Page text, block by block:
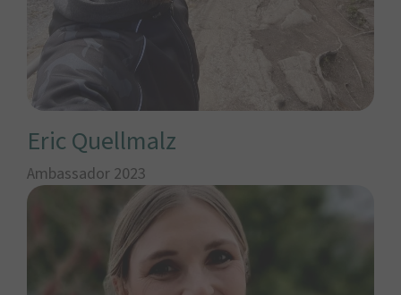
Eric Quellmalz
Ambassador 2023